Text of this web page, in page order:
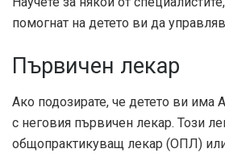
помогнат на детето ви да
Първичен лекар
Ако подозирате, че детето ви има
с неговия първичен лекар. Този
общопрактикуващ лекар (ОПЛ)